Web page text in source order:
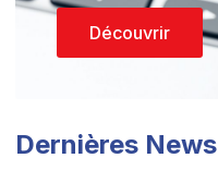
Découvrir
Dernières News